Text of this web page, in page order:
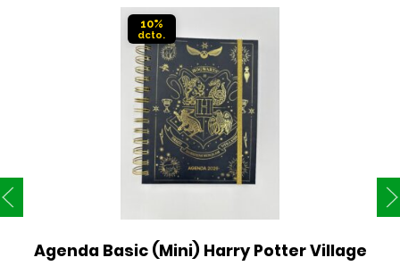
10%
Agenda Basic (Mini) Harry Potter Village